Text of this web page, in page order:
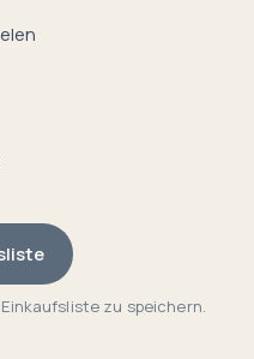
zu speichern.